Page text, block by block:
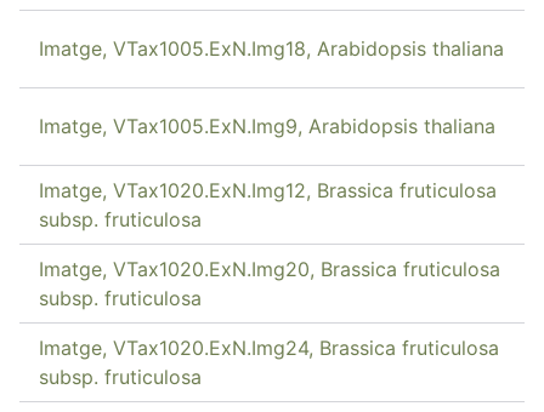
Imatge, VTax1005.ExN.Img18, Arabidopsis thaliana
Imatge, VTax1005.ExN.Img9, Arabidopsis thaliana
Imatge, VTax1020.ExN.Img12, Brassica fruticulosa
subsp. fruticulosa
Imatge, VTax1020.ExN.Img20, Brassica fruticulosa
subsp. fruticulosa
Imatge, VTax1020.ExN.Img24, Brassica fruticulosa
subsp. fruticulosa